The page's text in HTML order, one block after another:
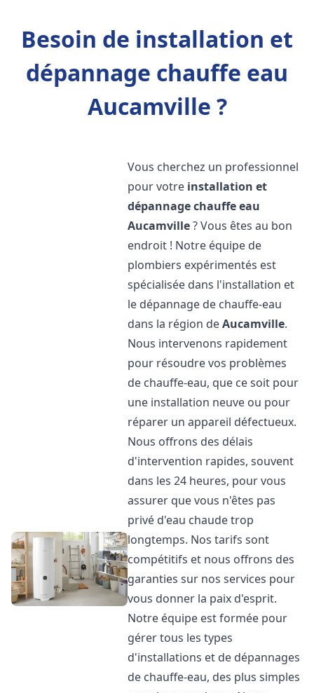
Besoin de installation et
dépannage chauffe eau
Aucamville ?
Vous cherchez un professionnel
pour votre installation et
dépannage chauffe eau
Aucamville? Vous êtes au bon
endroit ! Notre équipe de
plombiers expérimentés est
spécialisée dans l'installation et
le dépannage de chauffe-eau
dans la région deAucamville.
Nous intervenons rapidement
pour résoudre vos problèmes
de chauffe-eau, que ce soit pour
une installation neuve ou pour
réparer un appareil défectueux.
Nous offrons des délais
d'intervention rapides, souvent
dans les 24 heures, pour vous
assurer que vous n'êtes pas
privé d'eau chaude trop
longtemps. Nos tarifs sont
compétitifs et nous offrons des
garanties sur nos services pour
vous donner la paix d'esprit.
Notre équipe est formée pour
gérer tous les types
d'installations et de dépannages
de chauffe-eau, des plus simples